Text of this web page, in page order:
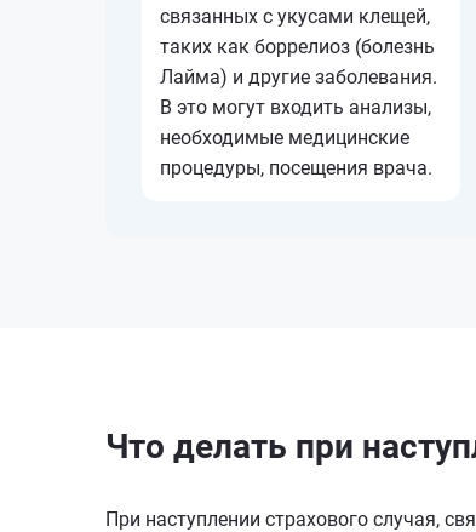
связанных с укусами клещей,
таких как боррелиоз (болезнь
Лайма) и другие заболевания.
В это могут входить анализы,
необходимые медицинские
процедуры, посещения врача.
Что делать при
При наступлении страхового случая,